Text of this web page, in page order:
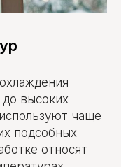
высоких
чаще
подсобных
относят